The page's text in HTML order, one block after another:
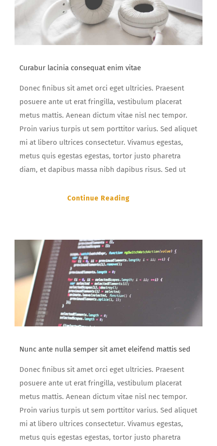
Curabur lacinia consequat enim vitae
Donec finibus sit amet orci eget ultricies. Praesent
posuere ante ut erat fringilla, vestibulum placerat
metus mattis. Aenean dictum vitae nisl nec tempor.
Proin varius turpis ut sem porttitor varius. Sed aliquet
mi at libero ultrices consectetur. Vivamus egestas,
metus quis egestas egestas, tortor justo pharetra
diam, et dapibus massa nibh dapibus risus. Sed ut
Continue Reading
Nunc ante nulla semper sit amet eleifend mattis sed
Donec finibus sit amet orci eget ultricies. Praesent
posuere ante ut erat fringilla, vestibulum placerat
metus mattis. Aenean dictum vitae nisl nec tempor.
Proin varius turpis ut sem porttitor varius. Sed aliquet
mi at libero ultrices consectetur. Vivamus egestas,
metus quis egestas egestas, tortor justo pharetra